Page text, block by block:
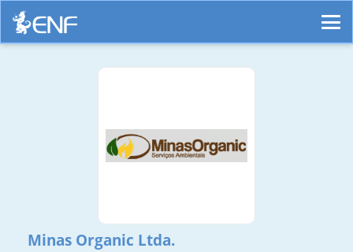
Minas Organic Ltda.